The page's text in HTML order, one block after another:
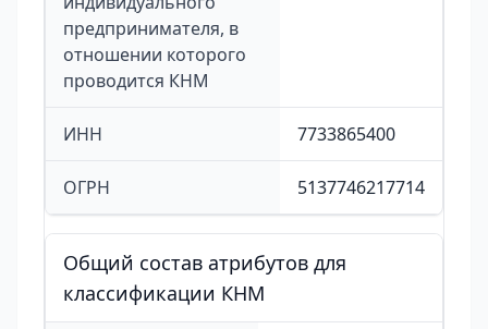
предпринимателя, в
отношении которого
проводится КНМ
ИНН 7733865400
ОГРН 5137746217714
Общий состав атрибутов для
классификации КНМ